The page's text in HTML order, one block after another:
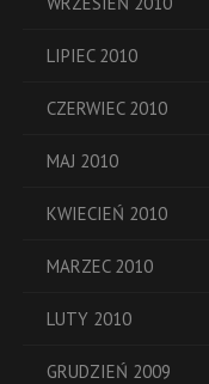
LIPIEC 2010
CZERWIEC 2010
MAJ 2010
KWIECIEŃ 2010
MARZEC 2010
LUTY 2010
GRUDZIEŃ 2009